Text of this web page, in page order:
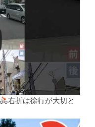
右折は徐行が大切と